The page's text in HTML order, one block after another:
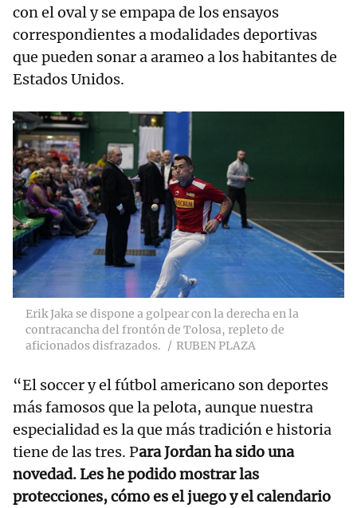
con el oval y se empapa de los ensayos
correspondientes a modalidades deportivas
que pueden sonar a arameo a los habitantes de
Estados Unidos.
Erik Jaka se dispone a golpear con la derecha en la
contracancha del frontón de Tolosa, repleto de
aficionados disfrazados.
RUBEN PLAZA
“El soccer y el fútbol americano son deportes
más famosos que la pelota, aunque nuestra
especialidad es la que más tradición e historia
tiene de las tres. Para Jordan ha sido una
novedad. Les he podido mostrar las
protecciones, cómo es el juego y el calendario